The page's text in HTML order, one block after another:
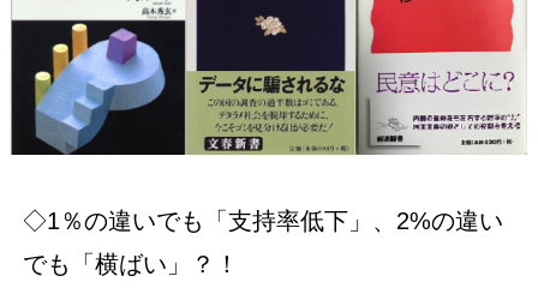
◇1％の違いでも「支持率低下」、2%の違い
でも「横ばい」？！